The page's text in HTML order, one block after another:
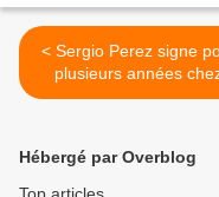
< Sergio Perez signe pour
plusieurs années
McLaren
Hébergé par Overblog